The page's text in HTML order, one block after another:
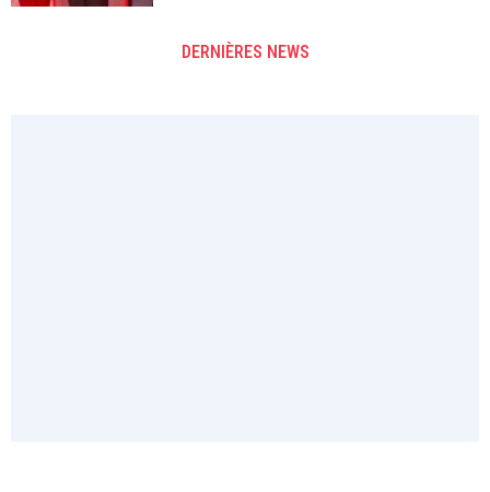
DERNIÈRES NEWS